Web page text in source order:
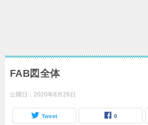
FAB図全体
公開日： 2020年8月26日
Tweet 0